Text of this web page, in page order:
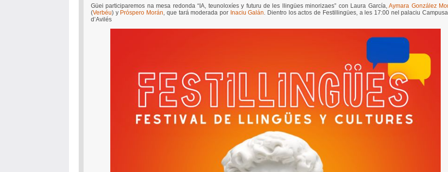
Güei participaremos na mesa redonda “IA, teunoloxíes y futuru de les llingües minorizaes” con Laura García,Aymara González
(Verbéu) y Próspero Morán, que tará moderada por Inaciu Galán. Dientro los actos de Festillingües, a les 17:00 nel palaciu
d’Avilés